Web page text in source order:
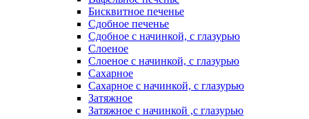
Бисквитное печенье
Сдобное печенье
Сдобное с начинкой, с глазурью
Слоеное
Слоеное с начинкой, с глазурью
Сахарное
Сахарное с начинкой, с глазурью
Затяжное
Затяжное с начинкой ,с глазурью